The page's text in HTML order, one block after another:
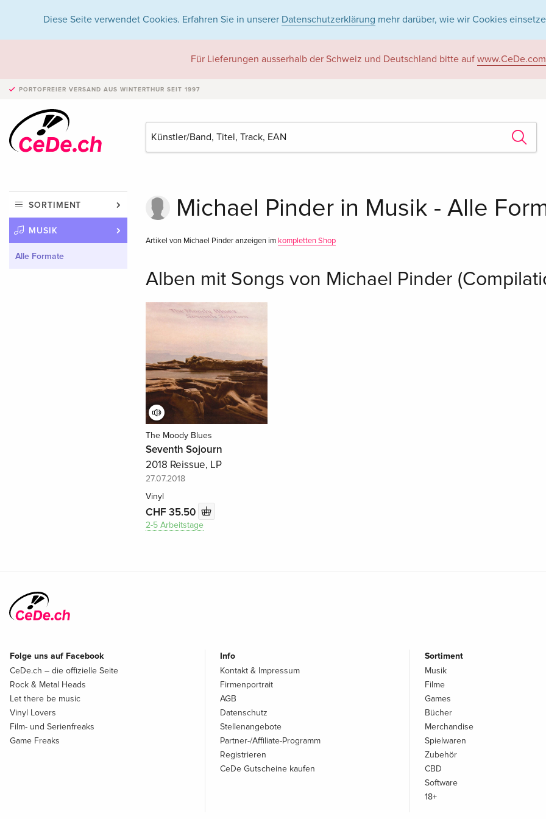
Diese Seite verwendet Cookies. Erfahren Sie in unserer Datenschutzerklärung mehr darüber, wie wir Cookies
Für Lieferungen ausserhalb der Schweiz und Deutschland bitte auf www.CeDe.com
PORTOFREIER VERSAND AUS WINTERTHUR SEIT 1997
SORTIMENT
MUSIK
Alle Formate
Michael Pinder in Musik - Alle
Artikel von Michael Pinder anzeigen im kompletten Shop
Alben mit Songs von Michael Pinder
The Moody Blues
Seventh Sojourn
2018 Reissue, LP
27.07.2018
Vinyl
CHF 35.50
2-5 Arbeitstage
Folge uns auf Facebook
CeDe.ch – die offizielle Seite
Rock & Metal Heads
Let there be music
Vinyl Lovers
Film- und Serienfreaks
Game Freaks
Info
Kontakt & Impressum
Firmenportrait
AGB
Datenschutz
Stellenangebote
Partner-/Affiliate-Programm
Registrieren
CeDe Gutscheine kaufen
Sortiment
Musik
Filme
Games
Bücher
Merchandise
Spielwaren
Zubehör
CBD
Software
18+